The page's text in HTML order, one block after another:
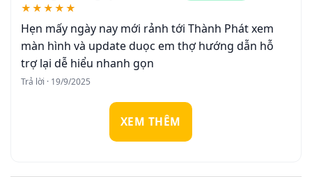
★★★★★
Hẹn mấy ngày nay mới rảnh tới Thành Phát xem
màn hình và update duọc em thợ hướng dẫn hỗ
trợ lại dễ hiểu nhanh gọn
Trả lời · 19/9/2025
XEM THÊM